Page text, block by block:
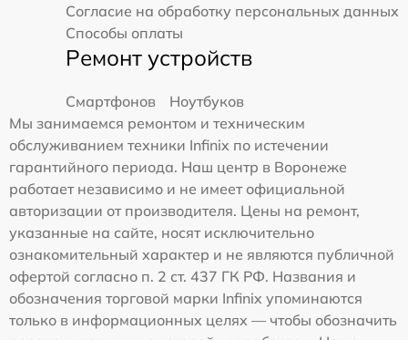
Согласие на обработку персональных данных
Способы оплаты
Ремонт устройств
Смартфонов
Ноутбуков
Мы занимаемся ремонтом и техническим
обслуживанием техники Infinix по истечении
гарантийного периода. Наш центр в Воронеже
работает независимо и не имеет официальной
авторизации от производителя. Цены на ремонт,
указанные на сайте, носят исключительно
ознакомительный характер и не являются публичной
офертой согласно п. 2 ст. 437 ГК РФ. Названия и
обозначения торговой марки Infinix упоминаются
только в информационных целях — чтобы обозначить